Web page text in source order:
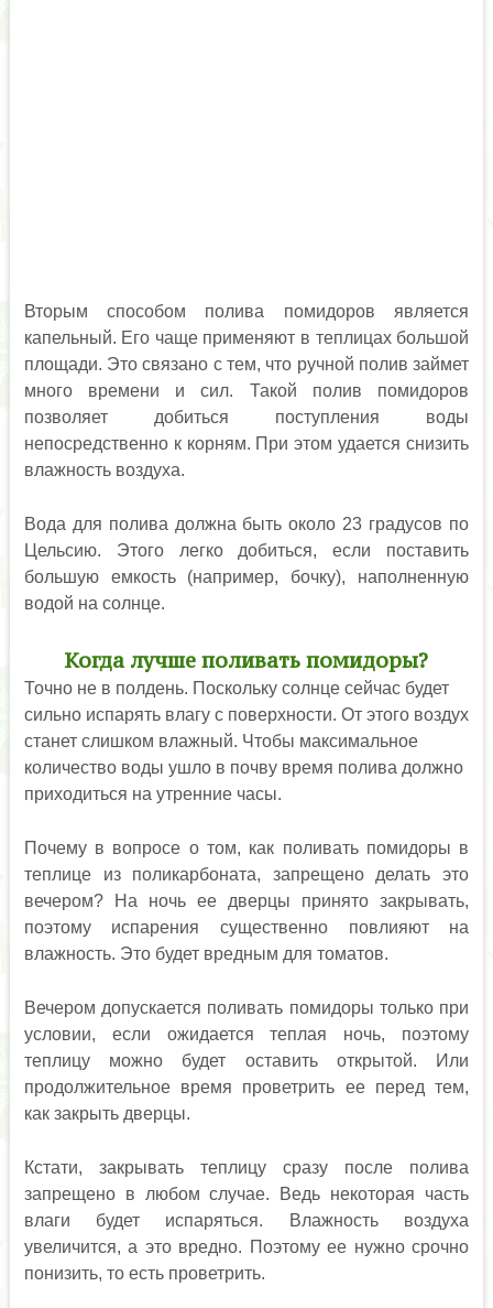
Вторым способом полива помидоров является
капельный. Его чаще применяют в теплицах большой
площади. Это связано с тем, что ручной полив займет
много времени и сил. Такой полив помидоров
позволяет добиться поступления воды
непосредственно к корням. При этом удается снизить
влажность воздуха.
Вода для полива должна быть около 23 градусов по
Цельсию. Этого легко добиться, если поставить
большую емкость (например, бочку), наполненную
водой на солнце.
Когда лучше поливать помидоры?
Точно не в полдень. Поскольку солнце сейчас будет
сильно испарять влагу с поверхности. От этого воздух
станет слишком влажный. Чтобы максимальное
количество воды ушло в почву время полива должно
приходиться на утренние часы.
Почему в вопросе о том, как поливать помидоры в
теплице из поликарбоната, запрещено делать это
вечером? На ночь ее дверцы принято закрывать,
поэтому испарения существенно повлияют на
влажность. Это будет вредным для томатов.
Вечером допускается поливать помидоры только при
условии, если ожидается теплая ночь, поэтому
теплицу можно будет оставить открытой. Или
продолжительное время проветрить ее перед тем,
как закрыть дверцы.
Кстати, закрывать теплицу сразу после полива
запрещено в любом случае. Ведь некоторая часть
влаги будет испаряться. Влажность воздуха
увеличится, а это вредно. Поэтому ее нужно срочно
понизить, то есть проветрить.